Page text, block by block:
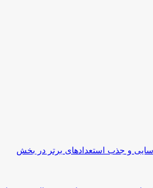
و جذب استعدادهای برتر در بخش